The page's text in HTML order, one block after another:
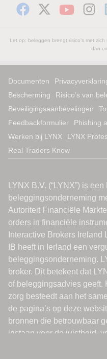
Let op: beleggen brengt risico's met
dan
Documenten
Bescherming
Risico’s van
Beveiligingsaanbevelingen
Feedbackformulier
Phishing
Werken bij LYNX
LYNX
Real Traders Know